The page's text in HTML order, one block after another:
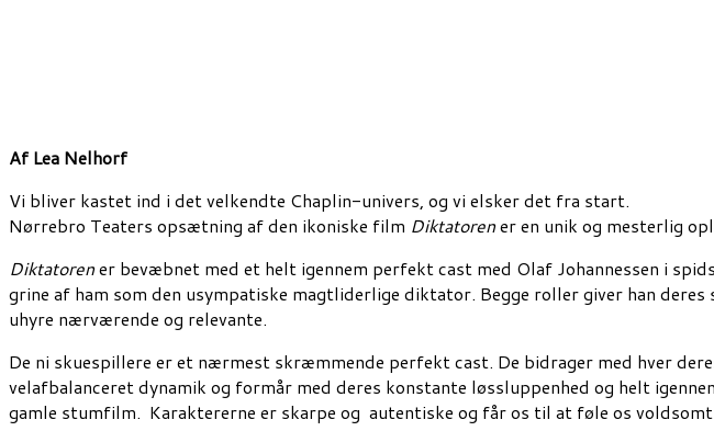
Af Lea Nelhorf
Vi bliver kastet ind i det velkendte Chaplin-univers, og vi elsker det fra start.
Nørrebro Teaters opsætning af den ikoniske film Diktatorener en unik og mesterlig
Diktatorener bevæbnet med et helt igennem perfekt cast med Olaf Johannessen i
grine af ham som den usympatiske magtliderlige diktator. Begge roller giver han
uhyre nærværende og relevante.
De ni skuespillere er et nærmest skræmmende perfekt cast. De bidrager med hver
velafbalanceret dynamik og formår med deres konstante løssluppenhed og helt
gamle stumfilm. Karaktererne er skarpe og autentiske og får os til at føle os